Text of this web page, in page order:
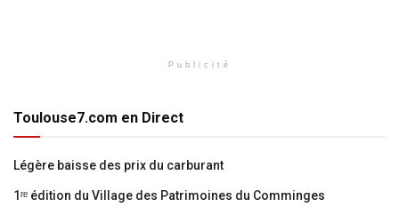
Publicité
Toulouse7.com en Direct
Légère baisse des prix du carburant
1ʳᵉ édition du Village des Patrimoines du Comminges